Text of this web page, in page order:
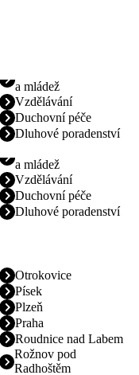
a mládež
Vzdělávání
Duchovní péče
Dluhové poradenství
a mládež
Vzdělávání
Duchovní péče
Dluhové poradenství
Otrokovice
Písek
Plzeň
Praha
Roudnice nad Labem
Rožnov pod
Radhoštěm